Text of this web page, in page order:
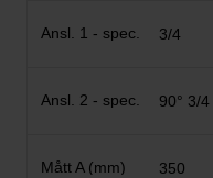
3/4
90° 3/4
350